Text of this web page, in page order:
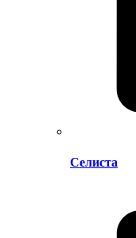
Селиста